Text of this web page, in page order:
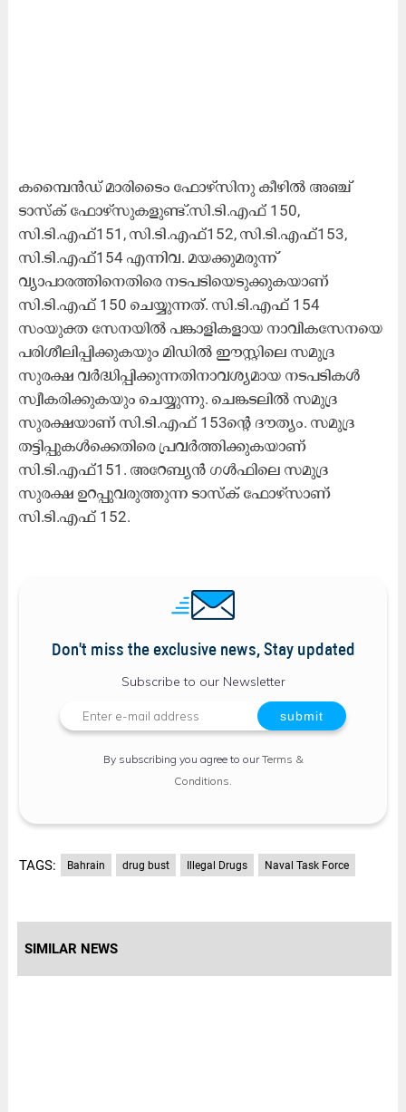
കമ്പൈൻഡ് മാരിടൈം ഫോഴ്‌സിനു കീഴിൽ അഞ്ച്
ടാസ്ക് ഫോഴ്സുകളുണ്ട്.സി.ടി.എഫ് 150,
സി.ടി.എഫ്151, സി.ടി.എഫ്152, സി.ടി.എഫ്153,
സി.ടി.എഫ്154 എന്നിവ. മയക്കുമരുന്ന്
വ്യാപാരത്തിനെതിരെ നടപടിയെടുക്കുകയാണ്
സി.ടി.എഫ് 150 ചെയ്യുന്നത്. സി.ടി.എഫ് 154
സംയുക്ത സേനയിൽ പങ്കാളികളായ നാവികസേനയെ
പരിശീലിപ്പിക്കുകയും മിഡിൽ ഈസ്റ്റിലെ സമുദ്ര
സുരക്ഷ വർദ്ധിപ്പിക്കുന്നതിനാവശ്യമായ നടപടികൾ
സ്വീകരിക്കുകയും ചെയ്യുന്നു. ചെങ്കടലിൽ സമുദ്ര
സുരക്ഷയാണ് സി.ടി.എഫ് 153ന്റെ ദൗത്യം. സമുദ്ര
തട്ടിപ്പുകൾക്കെതിരെ പ്രവർത്തിക്കുകയാണ്
സി.ടി.എഫ്151. അറേബ്യൻ ഗൾഫിലെ സമുദ്ര
സുരക്ഷ ഉറപ്പുവരുത്തുന്ന ടാസ്ക് ഫോഴ്സാണ്
സി.ടി.എഫ് 152.
Don't miss the exclusive news, Stay updated
Subscribe to our Newsletter
By subscribing you agree to ourTerms &
Conditions
TAGS: Bahrain drug bust Illegal Drugs Naval Task Force
SIMILAR NEWS